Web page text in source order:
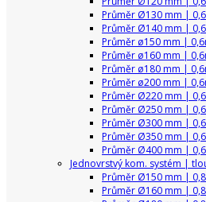
Průměr Ø130 mm |
Průměr Ø140 mm |
Průměr ø150 mm |
Průměr ø160 mm |
Průměr ø180 mm |
Průměr ø200 mm |
Průměr Ø220 mm |
Průměr Ø250 mm |
Průměr Ø300 mm |
Průměr Ø350 mm |
Průměr Ø400 mm |
Jednovrstvý kom. systém |
Průměr Ø150 mm |
Průměr Ø160 mm |